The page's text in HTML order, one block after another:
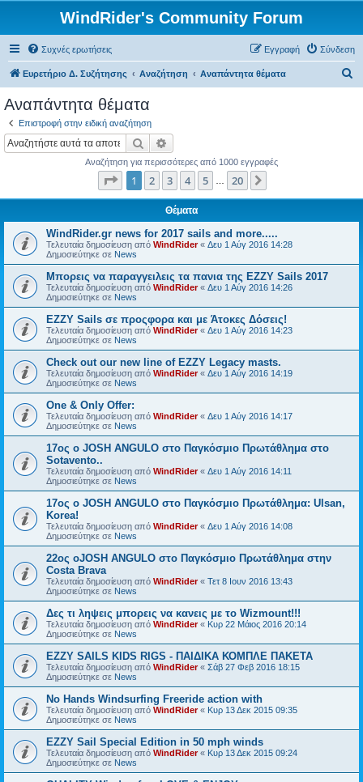
WindRider's Community Forum
Συχνές ερωτήσεις Σύνδεση
Εγγραφή
Ευρετήριο Δ. Συζήτησης Αναζήτηση Αναπάντητα θέματα
Αναπάντητα θέματα
Επιστροφή στην ειδική αναζήτηση
Αναζήτηση
Αναζήτηση για περισσότερες από 1000 εγγραφές
Σελίδα από20
1 2 3 4 5 20
Θέματα
WindRider.gr news for 2017 sails and more.....
Τελευταία δημοσίευση από WindRider« Δευ 1 Αύγ 2016 14:28
Δημοσιεύτηκε σε News
Mπορεις να παραγγειλεις τα πανια της EZZY Sails 2017
Τελευταία δημοσίευση από WindRider« Δευ 1 Αύγ 2016 14:26
Δημοσιεύτηκε σε News
EZZY Sails σε προςφορα και με Άτοκες Δόσεις!
Τελευταία δημοσίευση από WindRider« Δευ 1 Αύγ 2016 14:23
Δημοσιεύτηκε σε News
Check out our new line of EZZY Legacy masts.
Τελευταία δημοσίευση από WindRider« Δευ 1 Αύγ 2016 14:19
Δημοσιεύτηκε σε News
One & Only Offer:
Τελευταία δημοσίευση από WindRider« Δευ 1 Αύγ 2016 14:17
Δημοσιεύτηκε σε News
17ος ο JOSH ANGULO στο Παγκόσμιο Πρωτάθλημα στο
Sotavento..
Τελευταία δημοσίευση από WindRider« Δευ 1 Αύγ 2016 14:11
Δημοσιεύτηκε σε News
17ος ο JOSH ANGULO στο Παγκόσμιο Πρωτάθλημα: Ulsan,
Korea!
Τελευταία δημοσίευση από WindRider« Δευ 1 Αύγ 2016 14:08
Δημοσιεύτηκε σε News
22ος οJOSH ANGULO στο Παγκόσμιο Πρωτάθλημα στην
Costa Brava
Τελευταία δημοσίευση από WindRider« Τετ 8 Ιουν 2016 13:43
Δημοσιεύτηκε σε News
Δες τι ληψεις μπορεις να κανεις με το Wizmount!!!
Τελευταία δημοσίευση από WindRider« Κυρ 22 Μάιος 2016 20:14
Δημοσιεύτηκε σε News
EZZY SAILS KIDS RIGS - ΠΑΙΔΙΚΑ ΚΟΜΠΛΕ ΠΑΚΕΤΑ
Τελευταία δημοσίευση από WindRider« Σάβ 27 Φεβ 2016 18:15
Δημοσιεύτηκε σε News
No Hands Windsurfing Freeride action with
Τελευταία δημοσίευση από WindRider« Κυρ 13 Δεκ 2015 09:35
Δημοσιεύτηκε σε News
EZZY Sail Special Edition in 50 mph winds
Τελευταία δημοσίευση από WindRider« Κυρ 13 Δεκ 2015 09:24
Δημοσιεύτηκε σε News